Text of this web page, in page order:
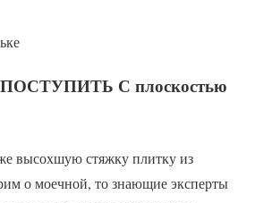
С плоскостью
высохшую стяжку плитку из
о моечной, то знающие эксперты